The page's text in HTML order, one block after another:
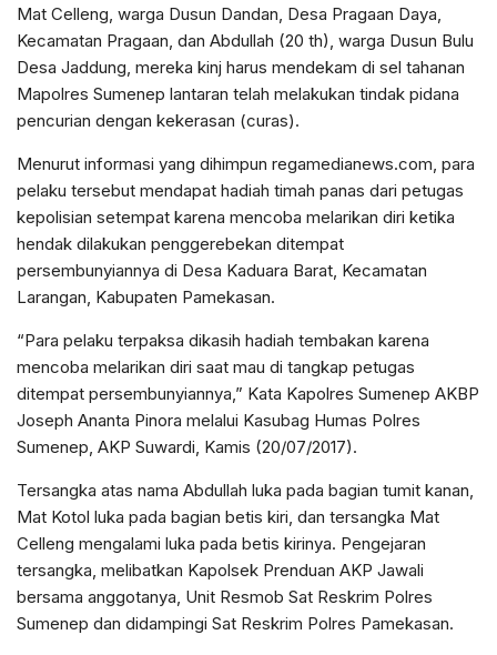
Mat Celleng, warga Dusun Dandan, Desa Pragaan Daya,
Kecamatan Pragaan, dan Abdullah (20 th), warga Dusun Bulu
Desa Jaddung, mereka kinj harus mendekam di sel tahanan
Mapolres Sumenep lantaran telah melakukan tindak pidana
pencurian dengan kekerasan (curas).
Menurut informasi yang dihimpun regamedianews.com, para
pelaku tersebut mendapat hadiah timah panas dari petugas
kepolisian setempat karena mencoba melarikan diri ketika
hendak dilakukan penggerebekan ditempat
persembunyiannya di Desa Kaduara Barat, Kecamatan
Larangan, Kabupaten Pamekasan.
“Para pelaku terpaksa dikasih hadiah tembakan karena
mencoba melarikan diri saat mau di tangkap petugas
ditempat persembunyiannya,” Kata Kapolres Sumenep AKBP
Joseph Ananta Pinora melalui Kasubag Humas Polres
Sumenep, AKP Suwardi, Kamis (20/07/2017).
Tersangka atas nama Abdullah luka pada bagian tumit kanan,
Mat Kotol luka pada bagian betis kiri, dan tersangka Mat
Celleng mengalami luka pada betis kirinya. Pengejaran
tersangka, melibatkan Kapolsek Prenduan AKP Jawali
bersama anggotanya, Unit Resmob Sat Reskrim Polres
Sumenep dan didampingi Sat Reskrim Polres Pamekasan.